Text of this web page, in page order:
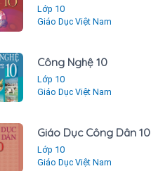
Lớp 10
Giáo Dục Việt Nam
Công Nghệ 10
Lớp 10
Giáo Dục Việt Nam
Giáo Dục Công Dân 10
Lớp 10
Giáo Dục Việt Nam